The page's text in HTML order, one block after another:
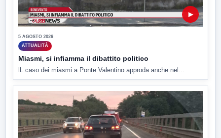
▶
5 AGOSTO 2026
ATTUALITÀ
Miasmi, si infiamma il dibattito politico
lL caso dei miasmi a Ponte Valentino approda anche nel...